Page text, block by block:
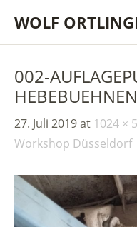
WOLF
002-
27. Juli 2019at 1024 ×
Workshop Düsseldorf